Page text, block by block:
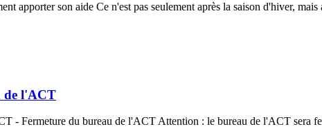
apporter son aide Ce n'est pas seulement après la saison d'hiver,
de l'ACT
- Fermeture du bureau de l'ACT Attention : le bureau de l'ACT sera